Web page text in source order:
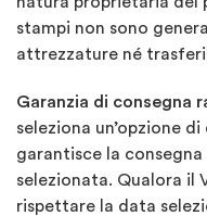
stampi non sono
attrezzature né
Garanzia di consegna
seleziona un’opzione
garantisce la
selezionata. Qualora il
rispettare la data